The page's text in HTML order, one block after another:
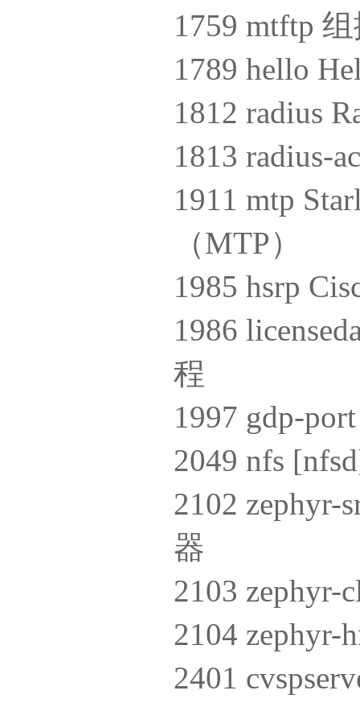
1759 mtftp
1789 hello
1812 radius
1813 radius-
1911 mtp
（MTP）
1985 hsrp
1986
程
1997 gdp-
2049 nfs
2102
器
2103 zephyr-
2104
2401